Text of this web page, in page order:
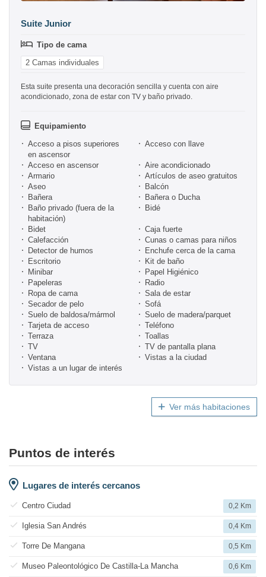
Suite Junior
Tipo de cama
2 Camas individuales
Esta suite presenta una decoración sencilla y cuenta con aire
acondicionado, zona de estar con TV y baño privado.
Equipamiento
Acceso a pisos superiores
en ascensor
Acceso con llave
Acceso en ascensor
Aire acondicionado
Armario
Artículos de aseo gratuitos
Aseo
Balcón
Bañera
Bañera o Ducha
Baño privado (fuera de la
habitación)
Bidé
Bidet
Caja fuerte
Calefacción
Cunas o camas para niños
Detector de humos
Enchufe cerca de la cama
Escritorio
Kit de baño
Minibar
Papel Higiénico
Papeleras
Radio
Ropa de cama
Sala de estar
Secador de pelo
Sofá
Suelo de baldosa/mármol
Suelo de madera/parquet
Tarjeta de acceso
Teléfono
Terraza
Toallas
TV
TV de pantalla plana
Ventana
Vistas a la ciudad
Vistas a un lugar de interés
Ver más habitaciones
Puntos de interés
Lugares de interés cercanos
Centro Ciudad 0,2 Km
Iglesia San Andrés 0,4 Km
Torre De Mangana 0,5 Km
Museo Paleontológico De Castilla-La Mancha 0,6 Km